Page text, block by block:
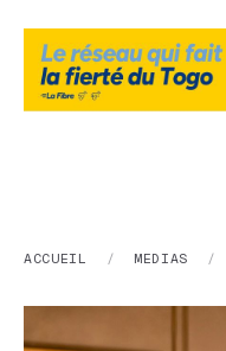
ACCUEIL / MEDIAS /